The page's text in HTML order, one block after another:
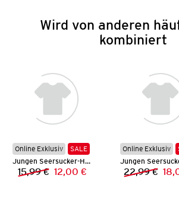
Wird von anderen
kombiniert
Online Exklusiv
SALE
Jungen Seersucker-Hemd
Vorheriger Preis:
15,99 € Neuer Preis:
12,00 €
Online Exklusiv
22,99 €